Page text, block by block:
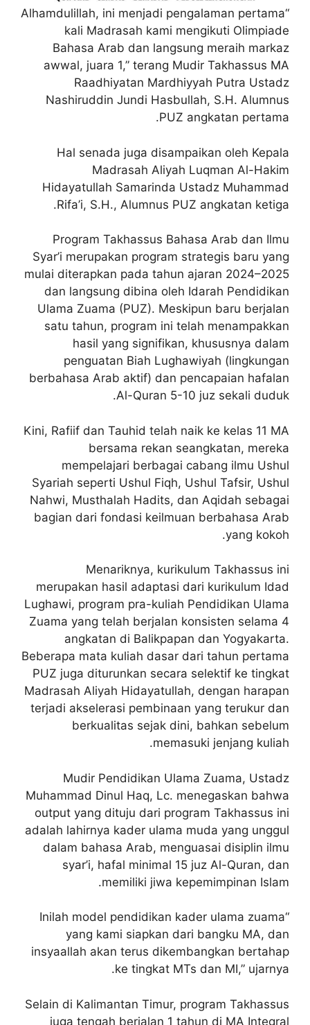
“Alhamdulillah, ini menjadi pengalaman pertama
kali Madrasah kami mengikuti Olimpiade
Bahasa Arab dan langsung meraih markaz
awwal, juara 1,” terang Mudir Takhassus MA
Raadhiyatan Mardhiyyah Putra Ustadz
Nashiruddin Jundi Hasbullah, S.H. Alumnus
PUZ angkatan pertama.
Hal senada juga disampaikan oleh Kepala
Madrasah Aliyah Luqman Al-Hakim
Hidayatullah Samarinda Ustadz Muhammad
Rifa’i, S.H., Alumnus PUZ angkatan ketiga.
Program Takhassus Bahasa Arab dan Ilmu
Syar’i merupakan program strategis baru yang
mulai diterapkan pada tahun ajaran 2024–2025
dan langsung dibina oleh Idarah Pendidikan
Ulama Zuama (PUZ). Meskipun baru berjalan
satu tahun, program ini telah menampakkan
hasil yang signifikan, khususnya dalam
penguatan Biah Lughawiyah (lingkungan
berbahasa Arab aktif) dan pencapaian hafalan
Al-Quran 5-10 juz sekali duduk.
Kini, Rafiif dan Tauhid telah naik ke kelas 11 MA
bersama rekan seangkatan, mereka
mempelajari berbagai cabang ilmu Ushul
Syariah seperti Ushul Fiqh, Ushul Tafsir, Ushul
Nahwi, Musthalah Hadits, dan Aqidah sebagai
bagian dari fondasi keilmuan berbahasa Arab
yang kokoh.
Menariknya, kurikulum Takhassus ini
merupakan hasil adaptasi dari kurikulum Idad
Lughawi, program pra-kuliah Pendidikan Ulama
Zuama yang telah berjalan konsisten selama 4
angkatan di Balikpapan dan Yogyakarta.
Beberapa mata kuliah dasar dari tahun pertama
PUZ juga diturunkan secara selektif ke tingkat
Madrasah Aliyah Hidayatullah, dengan harapan
terjadi akselerasi pembinaan yang terukur dan
berkualitas sejak dini, bahkan sebelum
memasuki jenjang kuliah.
Mudir Pendidikan Ulama Zuama, Ustadz
Muhammad Dinul Haq, Lc. menegaskan bahwa
output yang dituju dari program Takhassus ini
adalah lahirnya kader ulama muda yang unggul
dalam bahasa Arab, menguasai disiplin ilmu
syar’i, hafal minimal 15 juz Al-Quran, dan
memiliki jiwa kepemimpinan Islam.
“Inilah model pendidikan kader ulama zuama
yang kami siapkan dari bangku MA, dan
insyaallah akan terus dikembangkan bertahap
ke tingkat MTs dan MI,” ujarnya.
Selain di Kalimantan Timur, program Takhassus
juga tengah berjalan 1 tahun di MA Integral